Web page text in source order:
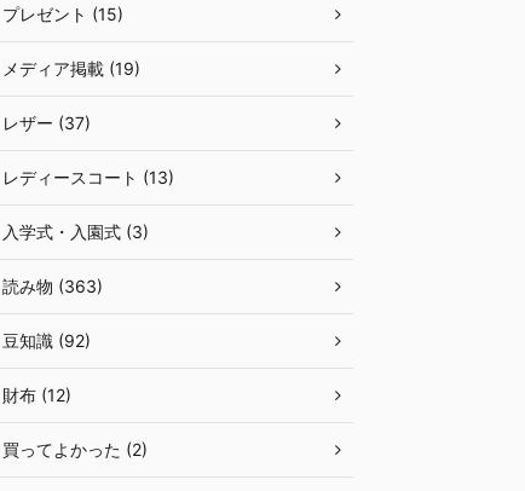
プレゼント (15)
メディア掲載 (19)
レザー (37)
レディースコート (13)
入学式・入園式 (3)
読み物 (363)
豆知識 (92)
財布 (12)
買ってよかった (2)